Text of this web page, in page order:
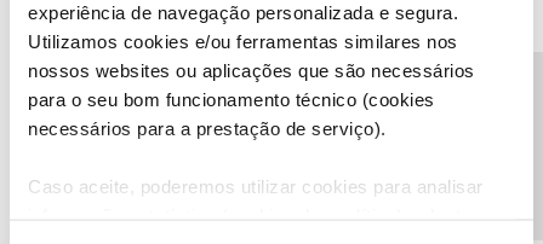
experiência de navegação personalizada e segura.
Utilizamos cookies e/ou ferramentas similares nos
nossos websites ou aplicações que são necessários
para o seu bom funcionamento técnico (cookies
necessários para a prestação de serviço).
Caso aceite, poderemos utilizar cookies para analisar
@Mário P., já enviei mensagem para o Facebook, espero que
resolvam a situação, já que a gerente que se encontrava nos
Cinemas NOS do Colombo nada fez para resolver a situação e
escusar ser pedido o livro de reclamações